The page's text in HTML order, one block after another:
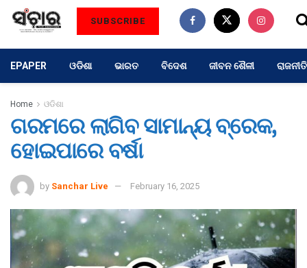
SUBSCRIBE
EPAPER ଓଡିଶା ଭାରତ ବିଦେଶ ଜୀବନ ଶୈଳୀ ରାଜନୀତି
Home ଓଡିଶା
ଗରମରେ ଲାଗିବ ସାମାନ୍ୟ ବ୍ରେକ,
ହୋଇପାରେ ବର୍ଷା
by Sanchar Live February 16, 2025